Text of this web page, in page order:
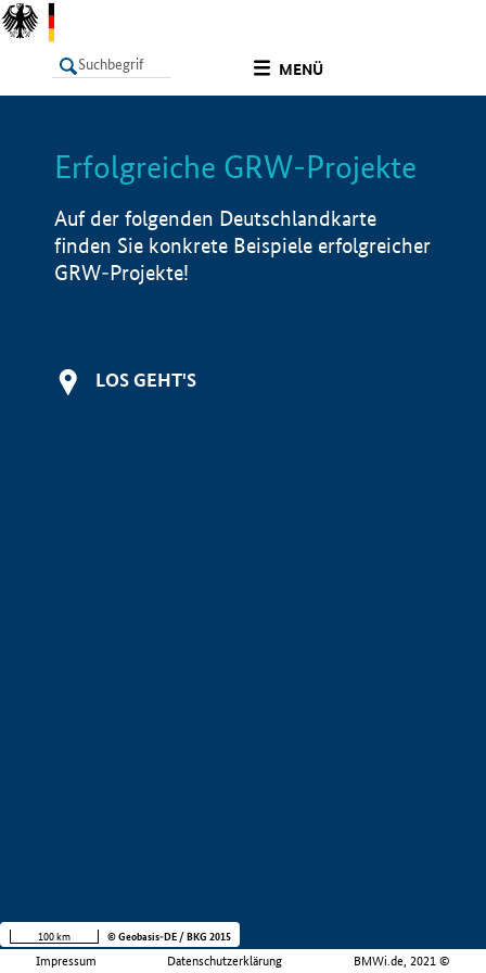
MENÜ
LISTE Info
Erfolgreiche GRW-Projekte
Auf der folgenden Deutschlandkarte
finden Sie konkrete Beispiele erfolgreicher
GRW-Projekte!
LOS GEHT'S
Impressum Datenschutzerklärung BMWi.de, 2021 ©
100 km © Geobasis-DE / BKG 2015